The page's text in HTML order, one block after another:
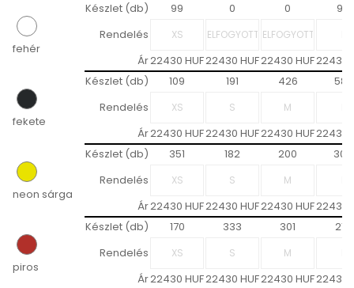
fehér
Készlet (db) 99 0 0
98
Rendelés
Ár22430 HUF22430 HUF22430 HUF22430
fekete
Készlet (db) 109 191 426
587
Rendelés
Ár22430 HUF22430 HUF22430 HUF22430
neon sárga
Készlet (db) 351 182 200
304
Rendelés
Ár22430 HUF22430 HUF22430 HUF22430
piros
Készlet (db) 170 333 301
219
Rendelés
Ár22430 HUF22430 HUF22430 HUF22430